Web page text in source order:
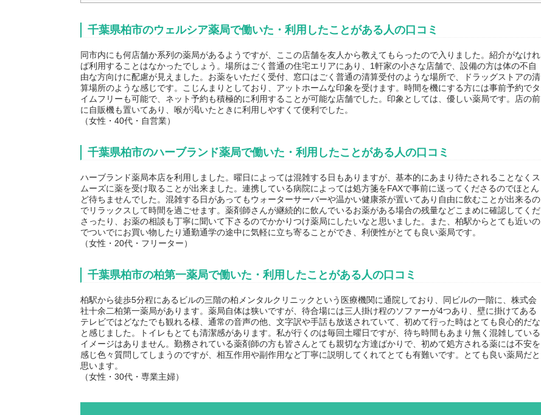
千葉県柏市のウェルシア薬局で働いた・利用したことがある人の口コミ
同市内にも何店舗か系列の薬局があるようですが、ここの店舗を友人から教えてもらったので入りました。紹介がなけれ
ば利用することはなかったでしょう。場所はごく普通の住宅エリアにあり、1軒家の小さな店舗で、設備の方は体の不自
由な方向けに配慮が見えました。お薬をいただく受付、窓口はごく普通の清算受付のような場所で、ドラッグストアの清
算場所のような感じです。こじんまりとしており、アットホームな印象を受けます。時間を機にする方には事前予約でタ
イムフリーも可能で、ネット予約も積極的に利用することが可能な店舗でした。印象としては、優しい薬局です。店の前
に自販機も置いてあり、喉が渇いたときに利用しやすくて便利でした。
（女性・40代・自営業）
千葉県柏市のハーブランド薬局で働いた・利用したことがある人の口コミ
ハーブランド薬局本店を利用しました。曜日によっては混雑する日もありますが、基本的にあまり待たされることなくス
ムーズに薬を受け取ることが出来ました。連携している病院によっては処方箋をFAXで事前に送ってくださるのでほとん
ど待ちませんでした。混雑する日があってもウォーターサーバーや温かい健康茶が置いてあり自由に飲むことが出来るの
でリラックスして時間を過ごせます。薬剤師さんが継続的に飲んでいるお薬がある場合の残量などこまめに確認してくだ
さったり、お薬の相談も丁寧に聞いて下さるのでかかりつけ薬局にしたいなと思いました。また、柏駅からとても近いの
でついでにお買い物したり通勤通学の途中に気軽に立ち寄ることができ、利便性がとても良い薬局です。
（女性・20代・フリーター）
千葉県柏市の柏第一薬局で働いた・利用したことがある人の口コミ
柏駅から徒歩5分程にあるビルの三階の柏メンタルクリニックという医療機関に通院しており、同ビルの一階に、株式会
社十余二柏第一薬局があります。薬局自体は狭いですが、待合場には三人掛け程のソファーが4つあり、壁に掛けてある
テレビではどなたでも観れる様、通常の音声の他、文字訳や手話も放送されていて、初めて行った時はとても良心的だな
と感じました。トイレもとても清潔感があります。私が行くのは毎回土曜日ですが、待ち時間もあまり無く混雑している
イメージはありません。勤務されている薬剤師の方も皆さんとても親切な方達ばかりで、初めて処方される薬には不安を
感じ色々質問してしまうのですが、相互作用や副作用など丁寧に説明してくれてとても有難いです。とても良い薬局だと
思います。
（女性・30代・専業主婦）